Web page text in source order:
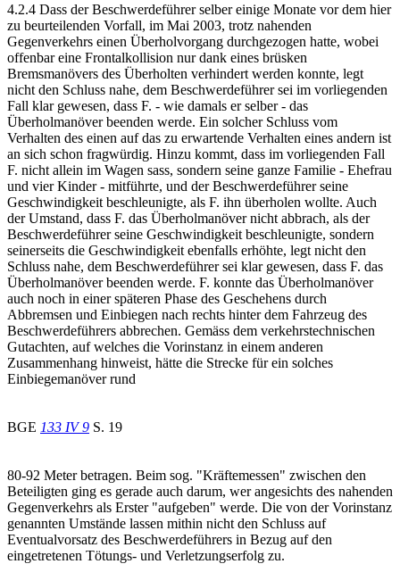
4.2.4 Dass der Beschwerdeführer selber einige Monate vor dem hier
zu beurteilenden Vorfall, im Mai 2003, trotz nahenden
Gegenverkehrs einen Überholvorgang durchgezogen hatte, wobei
offenbar eine Frontalkollision nur dank eines brüsken
Bremsmanövers des Überholten verhindert werden konnte, legt
nicht den Schluss nahe, dem Beschwerdeführer sei im vorliegenden
Fall klar gewesen, dass F. - wie damals er selber - das
Überholmanöver beenden werde. Ein solcher Schluss vom
Verhalten des einen auf das zu erwartende Verhalten eines andern ist
an sich schon fragwürdig. Hinzu kommt, dass im vorliegenden Fall
F. nicht allein im Wagen sass, sondern seine ganze Familie - Ehefrau
und vier Kinder - mitführte, und der Beschwerdeführer seine
Geschwindigkeit beschleunigte, als F. ihn überholen wollte. Auch
der Umstand, dass F. das Überholmanöver nicht abbrach, als der
Beschwerdeführer seine Geschwindigkeit beschleunigte, sondern
seinerseits die Geschwindigkeit ebenfalls erhöhte, legt nicht den
Schluss nahe, dem Beschwerdeführer sei klar gewesen, dass F. das
Überholmanöver beenden werde. F. konnte das Überholmanöver
auch noch in einer späteren Phase des Geschehens durch
Abbremsen und Einbiegen nach rechts hinter dem Fahrzeug des
Beschwerdeführers abbrechen. Gemäss dem verkehrstechnischen
Gutachten, auf welches die Vorinstanz in einem anderen
Zusammenhang hinweist, hätte die Strecke für ein solches
Einbiegemanöver rund
BGE 133 IV 9 S. 19
80-92 Meter betragen. Beim sog. "Kräftemessen" zwischen den
Beteiligten ging es gerade auch darum, wer angesichts des nahenden
Gegenverkehrs als Erster "aufgeben" werde. Die von der Vorinstanz
genannten Umstände lassen mithin nicht den Schluss auf
Eventualvorsatz des Beschwerdeführers in Bezug auf den
eingetretenen Tötungs- und Verletzungserfolg zu.